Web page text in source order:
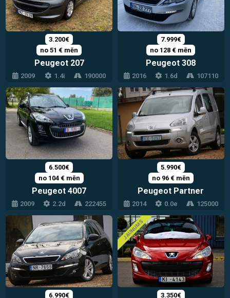
3.200€
no 51 € mēn
Peugeot 207
2009 1.4i 190000
7.999€
no 128 € mēn
Peugeot 308
2016 1.6d 107110
6.500€
no 104 € mēn
Peugeot 4007
2009 2.2d 222455
5.990€
no 96 € mēn
Peugeot Partner
2014 0.0e 125000
6.990€
JAUNUMS
3.350€